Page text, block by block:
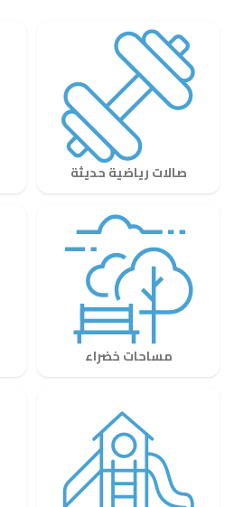
صالات رياضية حديثة
مساحات خضراء